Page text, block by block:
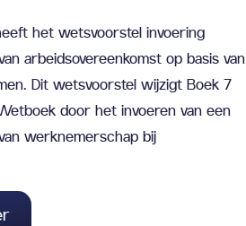
het wetsvoorstel invoering
arbeidsovereenkomst op basis van
Dit wetsvoorstel wijzigt Boek 7
door het invoeren van een
werknemerschap bij